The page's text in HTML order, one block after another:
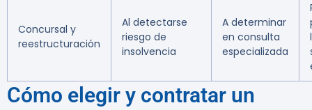
Concursal y
reestructuración
Al detectarse
riesgo de
insolvencia
A determinar
en consulta
especializada
Cómo elegir y contratar un